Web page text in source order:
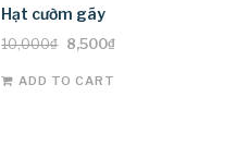
Hạt cườm gãy
10,000₫ Original
was:
8,500₫Current
ADD TO CART